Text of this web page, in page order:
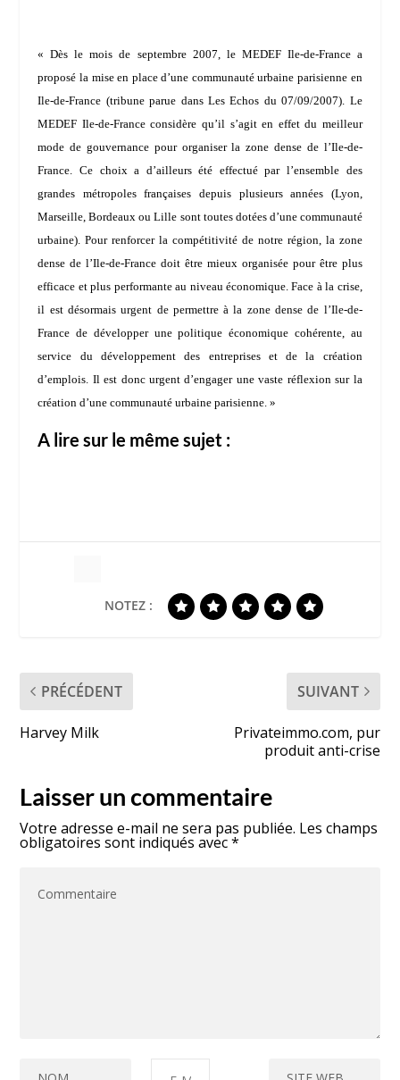
« Dès le mois de septembre 2007, le MEDEF Ile-de-France a
proposé la mise en place d’une communauté urbaine parisienne en
Ile-de-France (tribune parue dans Les Echos du 07/09/2007) . Le
MEDEF Ile-de-France considère qu’il s’agit en effet du meilleur
mode de gouvernance pour organiser la zone dense de l’Ile-de-
France. Ce choix a d’ailleurs été effectué par l’ensemble des
grandes métropoles françaises depuis plusieurs années (Lyon,
Marseille, Bordeaux ou Lille sont toutes dotées d’une communauté
urbaine). Pour renforcer la compétitivité de notre région, la zone
dense de l’Ile-de-France doit être mieux organisée pour être plus
efficace et plus performante au niveau économique. Face à la crise,
il est désormais urgent de permettre à la zone dense de l’Ile-de-
France de développer une politique économique cohérente, au
service du développement des entreprises et de la création
d’emplois. Il est donc urgent d’engager une vaste réflexion sur la
création d’une communauté urbaine parisienne. »
A lire sur le même sujet :
NOTEZ :
PRÉCÉDENT
Harvey Milk
SUIVANT
Privateimmo.com, pur
produit anti-crise
Laisser un commentaire
Votre adresse e-mail ne sera pas publiée. Les champs
obligatoires sont indiqués avec*